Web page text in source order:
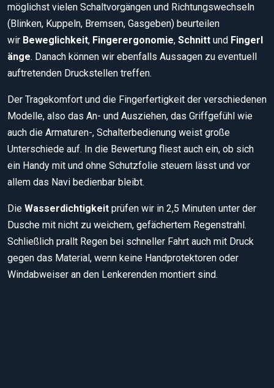
möglichst vielen Schaltvorgängen und Richtungswechseln
(Blinken, Kuppeln, Bremsen, Gasgeben) beurteilen
wir Beweglichkeit, Fingerergonomie, Schnitt und Fingerl
änge. Danach können wir ebenfalls Aussagen zu eventuell
auftretenden Druckstellen treffen.
Der Tragekomfort und die Fingerfertigkeit der verschiedenen
Modelle, also das An- und Ausziehen, das Griffgefühl wie
auch die Armaturen-, Schalterbedienung weist große
Unterschiede auf. In die Bewertung fliest auch ein, ob sich
ein Handy mit und ohne Schutzfolie steuern lässt und vor
allem das Navi bedienbar bleibt.
Die Wasserdichtigkeit prüfen wir in 2,5 Minuten unter der
Dusche mit nicht zu weichem, gefächertem Regenstrahl.
Schließlich prallt Regen bei schneller Fahrt auch mit Druck
gegen das Material, wenn keine Handprotektoren oder
Windabweiser an den Lenkerenden montiert sind.